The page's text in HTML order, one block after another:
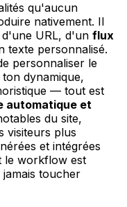
qu'aucun
nativement. Il
URL, d'un flux
texte personnalisé.
personnaliser le
dynamique,
— tout est
automatique et
du site,
visiteurs plus
et intégrées
le workflow est
toucher